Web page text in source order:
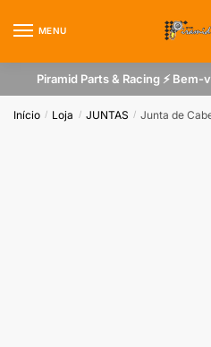
MENU
Piramid Parts & Racing ⚡
Início / Loja / JUNTAS / Junta de